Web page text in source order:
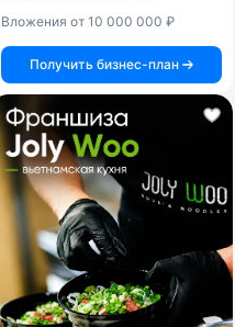
Вложения от 10 000 000 ₽
Получить бизнес-план